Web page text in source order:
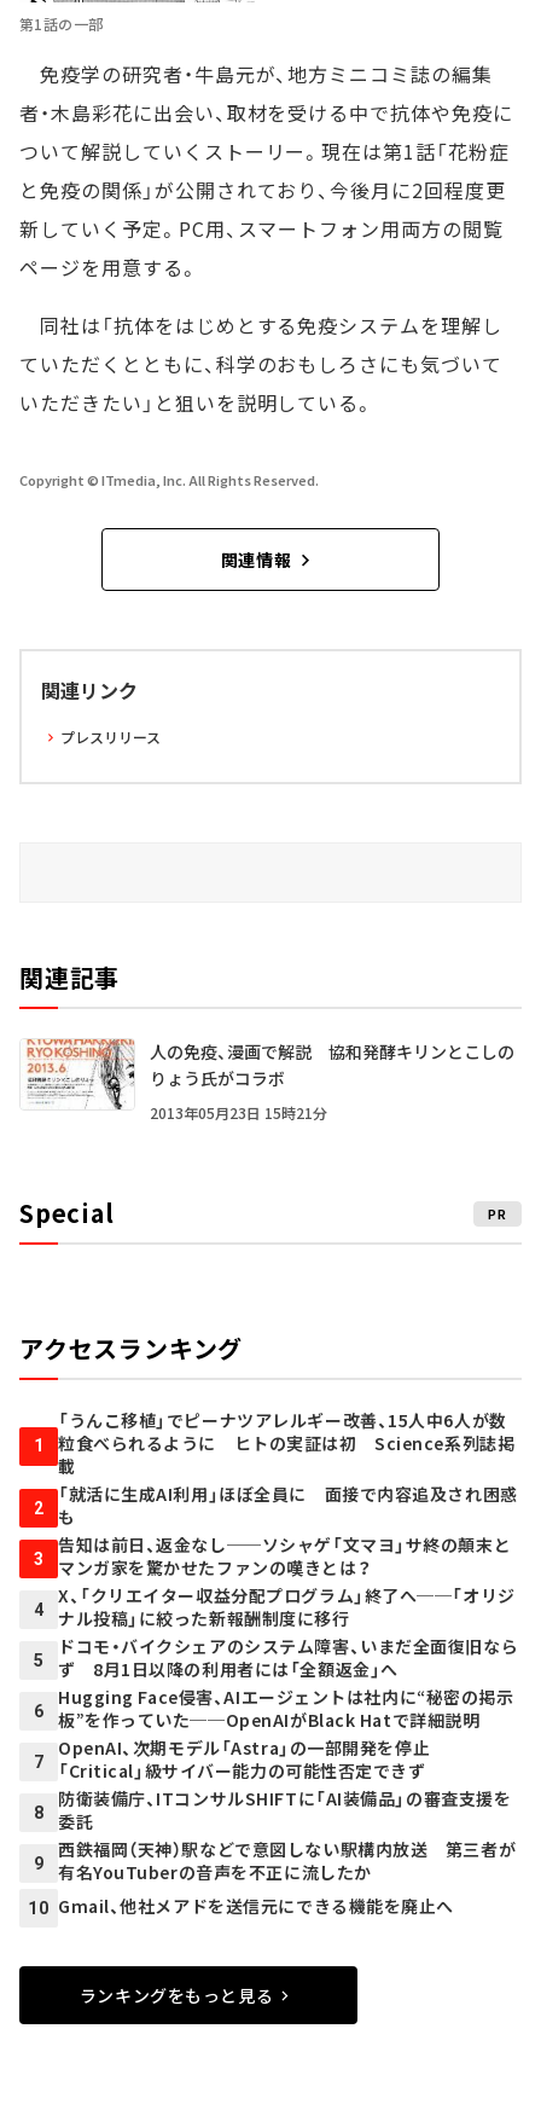
第1話の一部
免疫学の研究者・牛島元が、地方ミニコミ誌の編集
者・木島彩花に出会い、取材を受ける中で抗体や免疫に
ついて解説していくストーリー。現在は第1話「花粉症
と免疫の関係」が公開されており、今後月に2回程度更
新していく予定。PC用、スマートフォン用両方の閲覧
ページを用意する。
同社は「抗体をはじめとする免疫システムを理解し
ていただくとともに、科学のおもしろさにも気づいて
いただきたい」と狙いを説明している。
Copyright © ITmedia, Inc. All Rights Reserved.
関連情報
関連リンク
プレスリリース
関連記事
人の免疫、漫画で解説 協和発酵キリンとこしの
りょう氏がコラボ
2013年05月23日 15時21分
Special PR
アクセスランキング
1
「うんこ移植」でピーナツアレルギー改善、15人中6人が数
粒食べられるように ヒトの実証は初 Science系列誌掲
載
2
「就活に生成AI利用」ほぼ全員に 面接で内容追及され困惑
も
3
告知は前日、返金なし──ソシャゲ「文マヨ」サ終の顛末と
マンガ家を驚かせたファンの嘆きとは？
4
X、「クリエイター収益分配プログラム」終了へ──「オリジ
ナル投稿」に絞った新報酬制度に移行
5
ドコモ・バイクシェアのシステム障害、いまだ全面復旧なら
ず 8月1日以降の利用者には「全額返金」へ
6
Hugging Face侵害、AIエージェントは社内に“秘密の掲示
板”を作っていた──OpenAIがBlack Hatで詳細説明
7
OpenAI、次期モデル「Astra」の一部開発を停止
「Critical」級サイバー能力の可能性否定できず
8
防衛装備庁、ITコンサルSHIFTに「AI装備品」の審査支援を
委託
9
西鉄福岡（天神）駅などで意図しない駅構内放送 第三者が
有名YouTuberの音声を不正に流したか
10 Gmail、他社メアドを送信元にできる機能を廃止へ
ランキングをもっと見る